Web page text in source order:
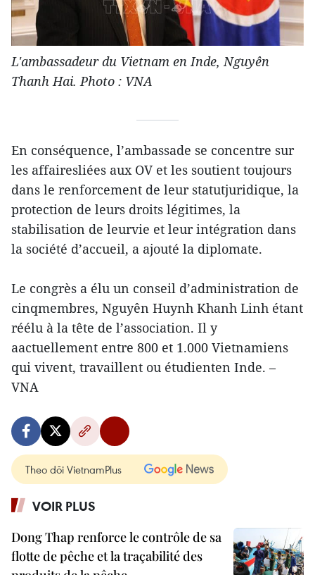
L'ambassadeur du Vietnam en Inde, Nguyên
Thanh Hai. Photo : VNA
En conséquence, l’ambassade se concentre sur
les affairesliées aux OV et les soutient toujours
dans le renforcement de leur statutjuridique, la
protection de leurs droits légitimes, la
stabilisation de leurvie et leur intégration dans
la société d’accueil, a ajouté la diplomate.
Le congrès a élu un conseil d’administration de
cinqmembres, Nguyên Huynh Khanh Linh étant
réélu à la tête de l’association. Il y
aactuellement entre 800 et 1.000 Vietnamiens
qui vivent, travaillent ou étudienten Inde. –
VNA
Theo dõi VietnamPlus
VOIR PLUS
Dong Thap renforce le contrôle de sa
flotte de pêche et la traçabilité des